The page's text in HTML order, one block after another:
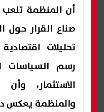
أن المنظمة
صناع القرار حول
تحليلات
رسم السياسات
الاستثمار،
والمنظمة يعكس